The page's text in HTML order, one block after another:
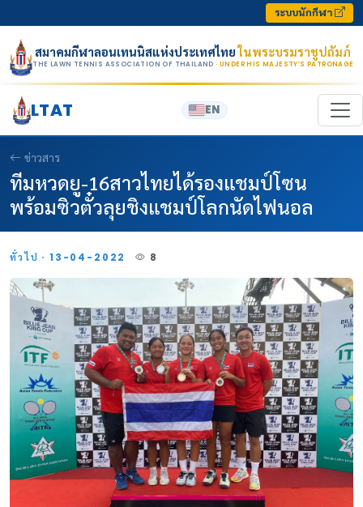
ระบบนักกีฬา
สมาคมกีฬาลอนเทนนิสแห่งประเทศไทยในพระบรมราชูปถัมภ์
THE LAWN TENNIS ASSOCIATION OF THAILAND · UNDER HIS MAJESTY’S PATRONAGE
LTAT EN
ข่าวสาร
ทีมหวดยู-16สาวไทยได้รองแชมป์โซน
พร้อมซิวตั๋วลุยชิงแชมป์โลกนัดไฟนอล
ทั่วไป · 13-04-2022 8